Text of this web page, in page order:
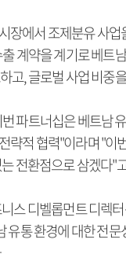
장에서 조제분유 사
계약을 계기로 베트
고, 글로벌 사업 비중
파트너십은 베트남
략적 협력"이라며 "이
전환점으로 삼겠다"
스 디벨롭먼트 디렉
유통 환경에 대한 전